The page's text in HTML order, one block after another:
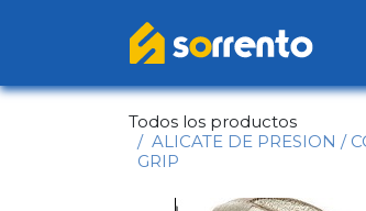
Todos los productos
ALICATE DE PRESION /
GRIP